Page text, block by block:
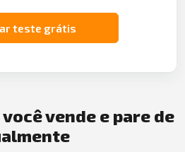
teste grátis
vende e pare de